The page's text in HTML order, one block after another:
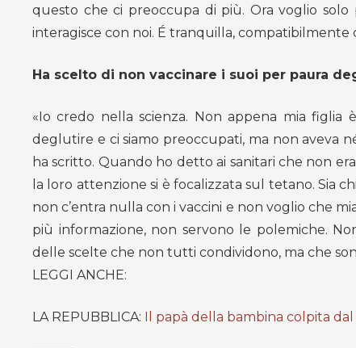
questo che ci preoccupa di più. Ora voglio
interagisce con noi. É tranquilla, compatibilmente
Ha scelto di non vaccinare i suoi per paura
«Io credo nella scienza. Non appena mia figlia
deglutire e ci siamo preoccupati, ma non aveva
ha scritto. Quando ho detto ai sanitari che non
la loro attenzione si è focalizzata sul tetano. Sia
non c’entra nulla con i vaccini e non voglio che
più informazione, non servono le polemiche.
delle scelte che non tutti condividono, ma che
LEGGI ANCHE:
LA REPUBBLICA: Il papà della bambina colpita dal